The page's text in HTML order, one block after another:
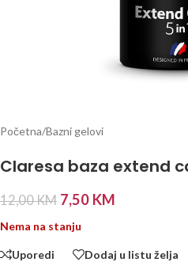
Početna/Bazni gelovi
Claresa baza extend
12,00KM 7,50 KM
Nema na stanju
Uporedi Dodaj u listu želja